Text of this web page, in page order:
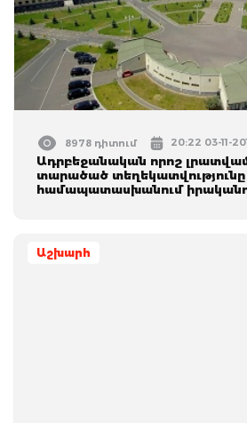
8978 դիտում 20:22 03-11-
Ադրբեջանական որոշ
տարածած տեղեկատվությունը
համապատասխանում
Աշխարհ